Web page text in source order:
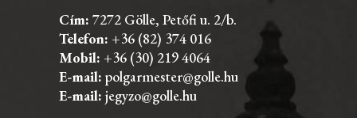
Cím: 7272 Gölle, Petőfi u. 2/b.
Telefon: +36 (82) 374 016
Mobil: +36 (30) 219 4064
E-mail: polgarmester@golle.hu
E-mail: jegyzo@golle.hu